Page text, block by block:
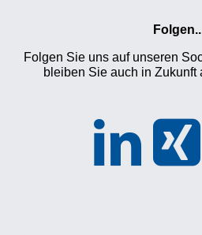
Folgen..
Folgen Sie uns auf unseren
bleiben Sie auch in Zukunft